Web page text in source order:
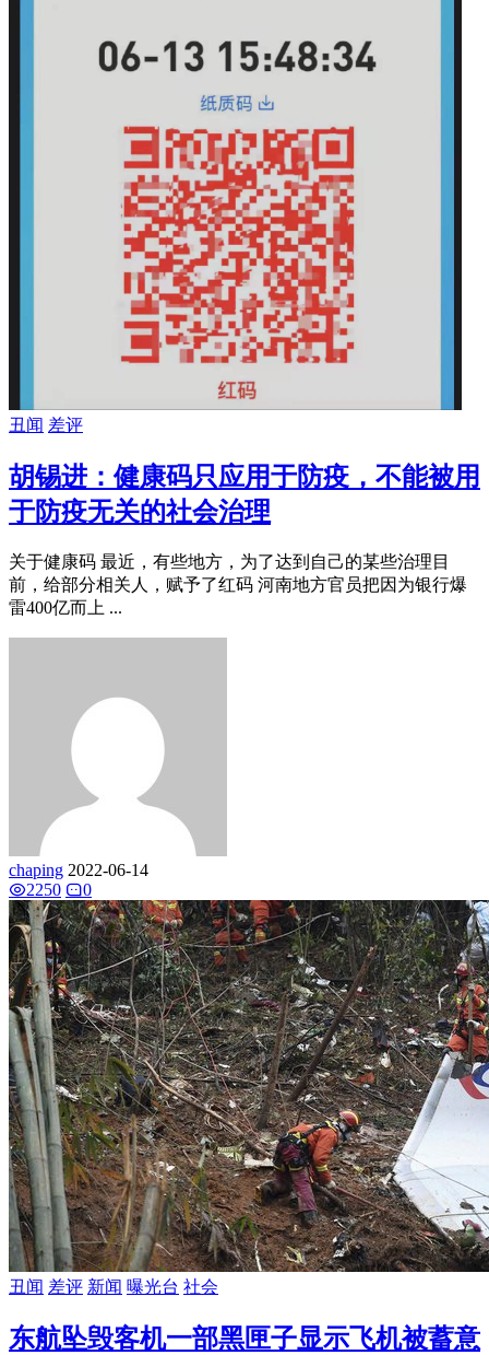
丑闻 差评
胡锡进：健康码只应用于防疫，不能被用
于防疫无关的社会治理
关于健康码 最近，有些地方，为了达到自己的某些治理目
前，给部分相关人，赋予了红码 河南地方官员把因为银行爆
雷400亿而上 ...
chaping 2022-06-14
2250
0
丑闻 差评 新闻 曝光台 社会
东航坠毁客机一部黑匣子显示飞机被蓄意